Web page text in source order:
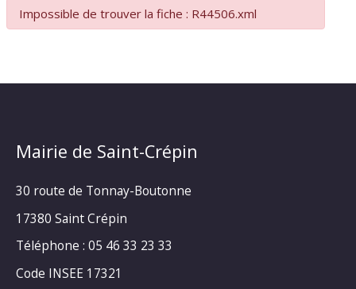
Impossible de trouver la fiche : R44506.xml
Mairie de Saint-Crépin
30 route de Tonnay-Boutonne
17380 Saint Crépin
Téléphone : 05 46 33 23 33
Code INSEE 17321